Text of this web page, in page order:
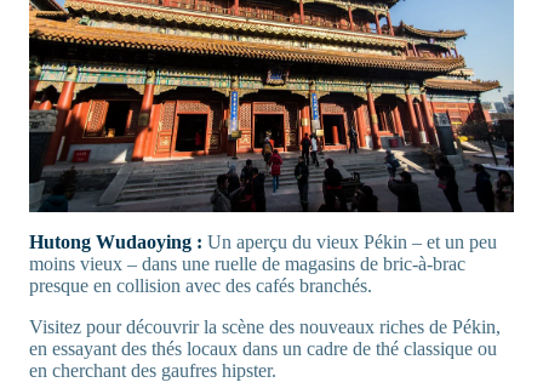
Hutong Wudaoying : Un aperçu du vieux Pékin – et un peu
moins vieux – dans une ruelle de magasins de bric-à-brac
presque en collision avec des cafés branchés.
Visitez pour découvrir la scène des nouveaux riches de Pékin,
en essayant des thés locaux dans un cadre de thé classique ou
en cherchant des gaufres hipster.